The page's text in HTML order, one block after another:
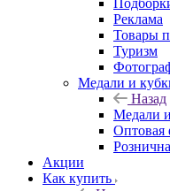
Реклама
Товары
Туризм
Медали и
Назад
Медали
Оптовая
Акции
Как купить